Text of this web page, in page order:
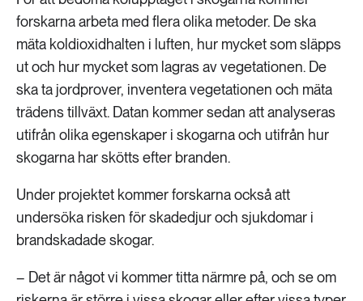
forskarna arbeta med flera olika metoder. De ska
mäta koldioxidhalten i luften, hur mycket som släpps
ut och hur mycket som lagras av vegetationen. De
ska ta jordprover, inventera vegetationen och mäta
trädens tillväxt. Datan kommer sedan att analyseras
utifrån olika egenskaper i skogarna och utifrån hur
skogarna har skötts efter branden.
Under projektet kommer forskarna också att
undersöka risken för skadedjur och sjukdomar i
brandskadade skogar.
– Det är något vi kommer titta närmre på, och se om